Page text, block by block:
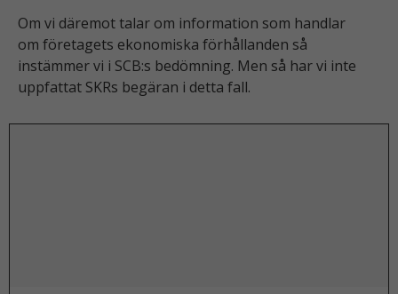
Om vi däremot talar om information som handlar
om företagets ekonomiska förhållanden så
instämmer vi i SCB:s bedömning. Men så har vi inte
uppfattat SKRs begäran i detta fall.